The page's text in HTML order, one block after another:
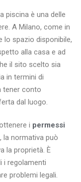
piscina è una delle
A Milano, come in
lo spazio disponibile,
alla casa e ad
il sito scelto sia
in termini di
tener conto
dal luogo.
i permessi
la normativa può
la proprietà. È
i regolamenti
problemi legali.